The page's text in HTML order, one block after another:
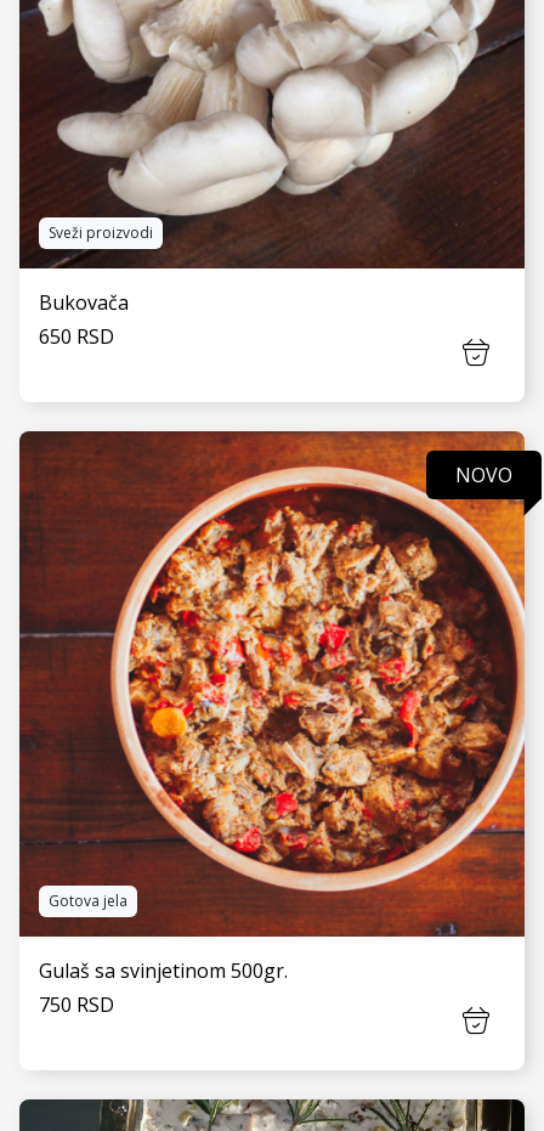
VIDI JOŠ
Sveži proizvodi
Bukovača
650 RSD
NOVO
Gotova jela
Gulaš sa svinjetinom 500gr.
750 RSD